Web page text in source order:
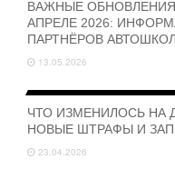
ВАЖНЫЕ ОБНОВЛЕНИЯ
АПРЕЛЕ 2026:
ПАРТНЁРОВ
13.05.2026
ЧТО ИЗМЕНИЛОСЬ НА
НОВЫЕ ШТРАФЫ И
23.04.2026